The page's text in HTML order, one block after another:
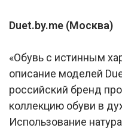
Duet.by.me (Москва)
«Обувь с истинным
описание моделей
российский бренд
коллекцию обуви в
Использование